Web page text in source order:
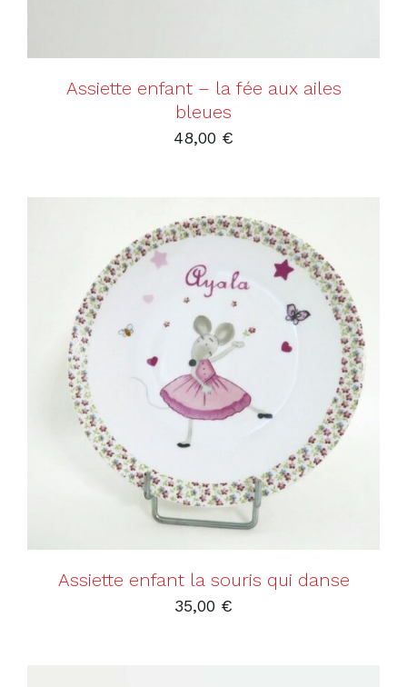
Assiette enfant – la fée aux ailes
bleues
48,00 €
AJOUTER AU PANIER
Assiette enfant la souris qui danse
35,00 €